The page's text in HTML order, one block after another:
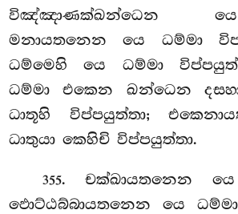
විඤ්ඤාණක්ඛන්ධෙන
මනායතනෙන යෙ ධම්මා
ධම්මෙහි යෙ ධම්මා
ධම්මා එකෙන ඛන්ධෙන
ධාතූහි විප්පයුත්තා;
ධාතුයා කෙහිචි විප්පයුත්තා.
355. චක්ඛායතනෙන
ඵොට්ඨබ්බායතනෙන යෙ